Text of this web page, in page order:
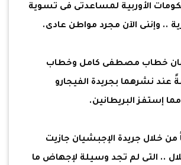
الأوربية لمساعدتى فى تسوية
.. وإننى الآن مجرد مواطن عادى.
خطاب مصطفى كامل وخطاب
نشرهما بجريدة الفيجارو
إستفز البريطانين.
من خلال جريدة الإجبشيان جازيت
.. التى لم تجد وسيلة لإجهاض ما